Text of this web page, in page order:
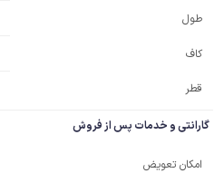
طول
کاف
قطر
گارانتی و خدمات پس از فروش
امکان تعویض